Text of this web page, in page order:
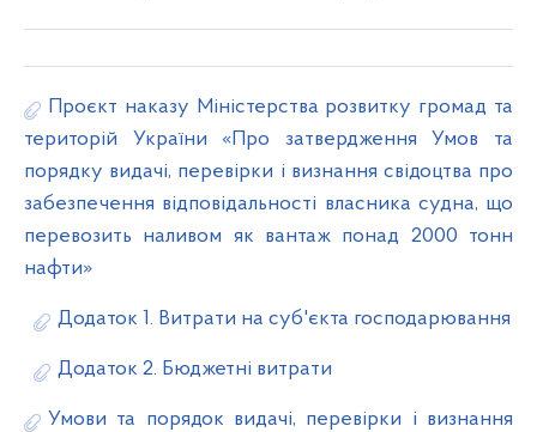
Проєкт наказу Міністерства розвитку громад та
територій України «Про затвердження Умов та
порядку видачі, перевірки і визнання свідоцтва про
забезпечення відповідальності власника судна, що
перевозить наливом як вантаж понад 2000 тонн
нафти»
Додаток 1. Витрати на суб'єкта господарювання
Додаток 2. Бюджетні витрати
Умови та порядок видачі, перевірки і визнання